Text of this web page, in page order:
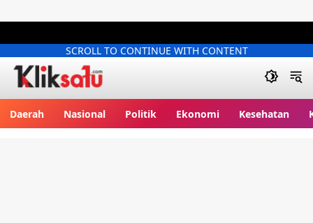
SCROLL TO CONTINUE WITH CONTENT
Daerah Nasional Politik Ekonomi Kesehatan